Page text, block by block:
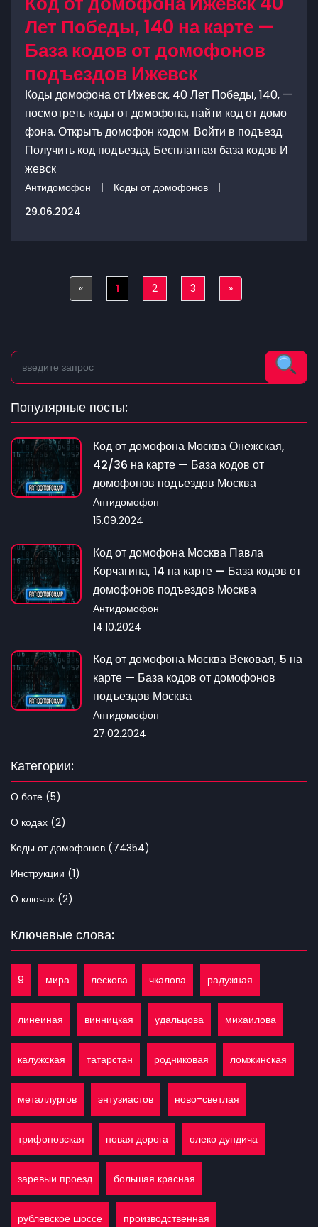
Лет Победы, 140 на карте —
База кодов от домофонов
подъездов Ижевск
Коды домофона от Ижевск, 40 Лет Победы, 140, —
посмотреть коды от домофона, найти код от домо
фона. Открыть домофон кодом. Войти в подъезд.
Получить код подъезда, Бесплатная база кодов И
жевск
Антидомофон | Коды от домофонов
|
29.06.2024
«Previous
1 2 3 »Next
Популярные посты:
Код от домофона Москва Онежская,
42/36 на карте — База кодов от
домофонов подъездов Москва
Антидомофон
15.09.2024
Код от домофона Москва Павла
Корчагина, 14 на карте — База кодов от
домофонов подъездов Москва
Антидомофон
14.10.2024
Код от домофона Москва Вековая, 5 на
карте — База кодов от домофонов
подъездов Москва
Антидомофон
27.02.2024
Категории:
О боте (5)
О кодах (2)
Коды от домофонов (74354)
Инструкции (1)
О ключах (2)
Ключевые слова:
9 мира лескова чкалова радужная
линеиная винницкая удальцова михаилова
калужская татарстан родниковая ломжинская
металлургов энтузиастов ново-светлая
трифоновская новая дорога олеко дундича
заревыи проезд большая красная
рублевское шоссе производственная